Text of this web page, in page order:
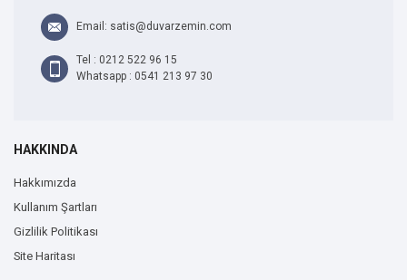
Email: satis@duvarzemin.com
Tel : 0212 522 96 15
Whatsapp : 0541 213 97 30
HAKKINDA
Hakkımızda
Kullanım Şartları
Gizlilik Politikası
Site Haritası